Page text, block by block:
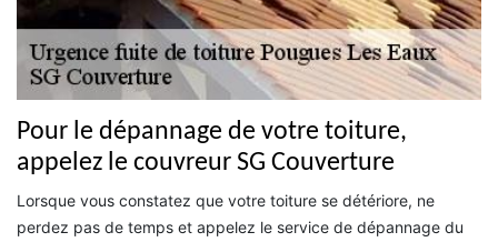
Pour le dépannage de votre toiture,
appelez le couvreur SG Couverture
Lorsque vous constatez que votre toiture se détériore, ne
perdez pas de temps et appelez le service de dépannage du